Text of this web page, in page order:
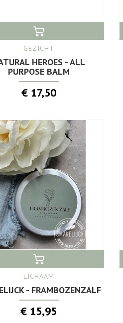
GEZICHT
HEROES - ALL
PURPOSE BALM
€ 17,50
LICHAAM
- FRAMBOZENZALF
€ 15,95